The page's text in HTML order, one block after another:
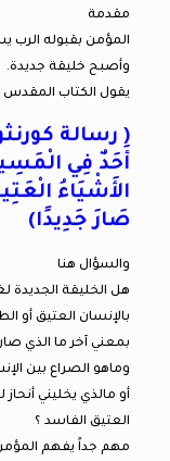
مقدمة
المؤمن بقبوله
وأصبح خليقة جديدة.
يقول الكتاب المقدس
أَحَدٌ فِي
الأَشْيَاءُ
صَارَ جَدِيدًا)
والسؤال هنا
هل الخليقة
بالإنسان العتيق أو
بمعني آخر ما الذي صار
وماهو الصراع بين
أو مالذي يخليني
العتيق الفاسد ؟
مهم جداً يفهم